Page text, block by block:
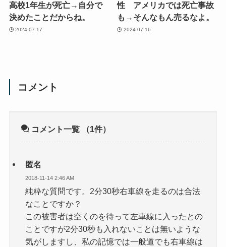
高校1年生が死亡→自分で
決めたことだからね。
2024-07-17
性 アメリカでは死亡事故
も→そんなもん売るなよ。
2024-07-16
コメント
コメント一覧 （1件）
匿名
2018-11-14 2:46 AM
純粋な質問です。2分30秒右車線を走るのは合法
なことですか？
この被害者は空くのを待って左車線に入ったとの
ことですが2分30秒も入れないことは無いような
気がしますし、私の記憶では一般道でも右車線は